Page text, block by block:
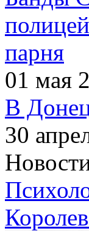
парня
01 мая
В
30